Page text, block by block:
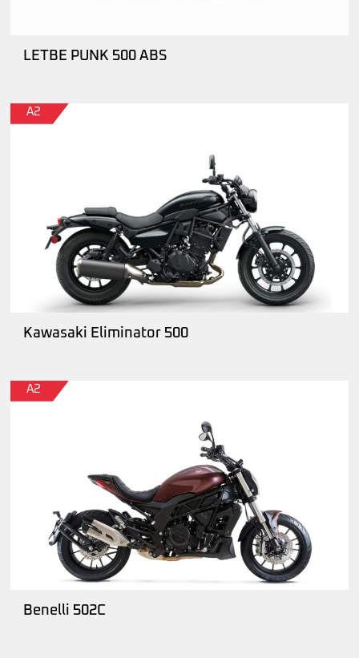
LETBE PUNK 500 ABS
A2
Kawasaki Eliminator 500
A2
Benelli 502C